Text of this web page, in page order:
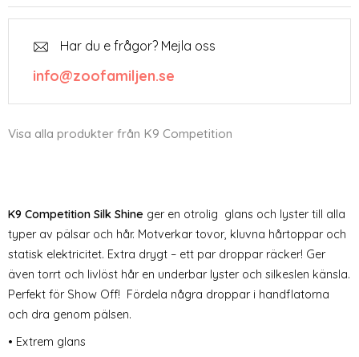
Har du e frågor? Mejla oss
info@zoofamiljen.se
Visa alla produkter från K9 Competition
K9 Competition Silk Shine ger en otrolig glans och lyster till alla
typer av pälsar och hår. Motverkar tovor, kluvna hårtoppar och
statisk elektricitet. Extra drygt – ett par droppar räcker! Ger
även torrt och livlöst hår en underbar lyster och silkeslen känsla.
Perfekt för Show Off! Fördela några droppar i handflatorna
och dra genom pälsen.
• Extrem glans